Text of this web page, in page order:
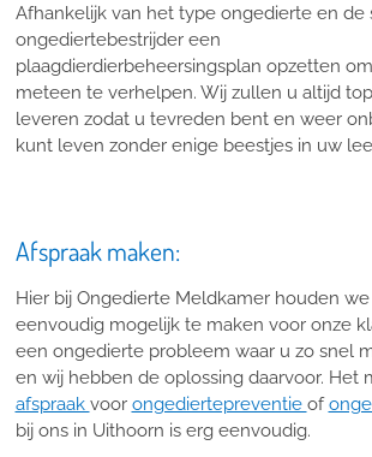
Afhankelijk van het type ongedierte en de
ongediertebestrijder een
plaagdierdierbeheersingsplan opzetten
meteen te verhelpen. Wij zullen u altijd
leveren zodat u tevreden bent en weer
kunt leven zonder enige beestjes in uw
Afspraak maken:
Hier bij Ongedierte Meldkamer houden
eenvoudig mogelijk te maken voor onze
een ongedierte probleem waar u zo snel
en wij hebben de oplossing daarvoor. Het
afspraak voor ongediertepreventie of
bij ons in Uithoorn is erg eenvoudig.